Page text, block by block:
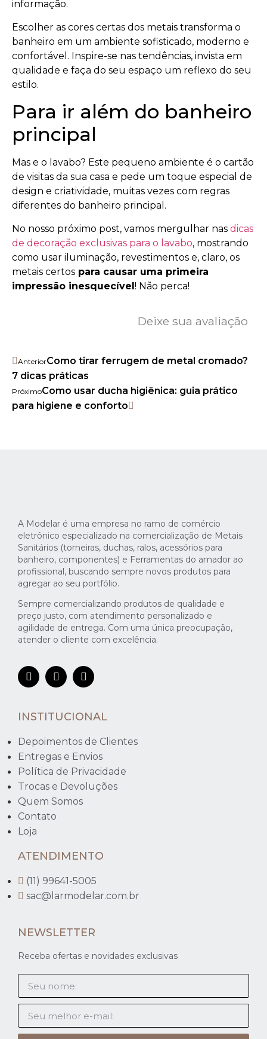
informação.
Escolher as cores certas dos metais transforma o
banheiro em um ambiente sofisticado, moderno e
confortável. Inspire-se nas tendências, invista em
qualidade e faça do seu espaço um reflexo do seu
estilo.
Para ir além do banheiro
principal
Mas e o lavabo? Este pequeno ambiente é o cartão
de visitas da sua casa e pede um toque especial de
design e criatividade, muitas vezes com regras
diferentes do banheiro principal.
No nosso próximo post, vamos mergulhar nas dicas
de decoração exclusivas para o lavabo, mostrando
como usar iluminação, revestimentos e, claro, os
metais certos para causar uma primeira
impressão inesquecível! Não perca!
Deixe sua avaliação
AnteriorComo tirar ferrugem de metal cromado?
7 dicas práticas
PróximoComo usar ducha higiênica: guia prático
para higiene e conforto
A Modelar é uma empresa no ramo de comércio
eletrônico especializado na comercialização de Metais
Sanitários (torneiras, duchas, ralos, acessórios para
banheiro, componentes) e Ferramentas do amador ao
profissional, buscando sempre novos produtos para
agregar ao seu portfólio.
Sempre comercializando produtos de qualidade e
preço justo, com atendimento personalizado e
agilidade de entrega. Com uma única preocupação,
atender o cliente com excelência.
INSTITUCIONAL
Depoimentos de Clientes
Entregas e Envios
Política de Privacidade
Trocas e Devoluções
Quem Somos
Contato
Loja
ATENDIMENTO
(11) 99641-5005
sac@larmodelar.com.br
NEWSLETTER
Receba ofertas e novidades exclusivas